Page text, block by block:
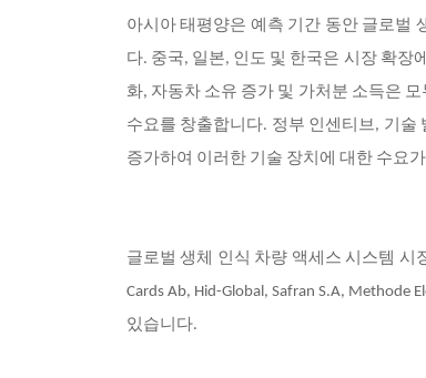
아시아 태평양은 예측 기간 동안 글로벌
다. 중국, 일본, 인도 및 한국은 시장 확장
화, 자동차 소유 증가 및 가처분 소득은
수요를 창출합니다. 정부 인센티브, 기술
증가하여 이러한 기술 장치에 대한 수요
글로벌 생체 인식 차량 액세스 시스템 시
Cards Ab, Hid-Global, Safran S.A, Methode
있습니다.